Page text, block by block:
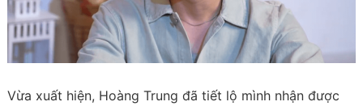
Vừa xuất hiện, Hoàng Trung đã tiết lộ mình nhận được